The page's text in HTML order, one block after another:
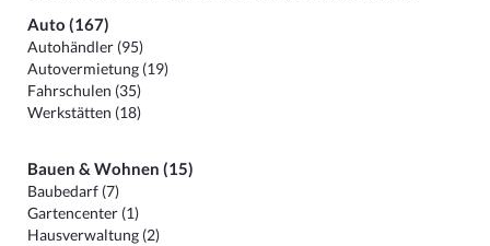
Auto (167)
Autohändler (95)
Autovermietung (19)
Fahrschulen (35)
Werkstätten (18)
Bauen & Wohnen (15)
Baubedarf (7)
Gartencenter (1)
Hausverwaltung (2)